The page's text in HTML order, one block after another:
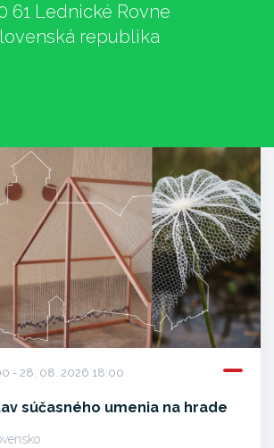
61 Lednické Rovne
republika
- 28. 08. 2026 18:00
súčasného umenia na hrade